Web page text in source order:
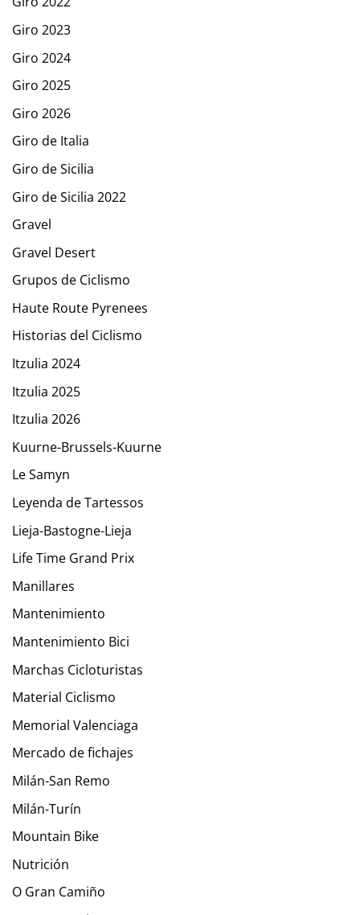
Giro 2023
Giro 2024
Giro 2025
Giro 2026
Giro de Italia
Giro de Sicilia
Giro de Sicilia 2022
Gravel
Gravel Desert
Grupos de Ciclismo
Haute Route Pyrenees
Historias del Ciclismo
Itzulia 2024
Itzulia 2025
Itzulia 2026
Kuurne-Brussels-Kuurne
Le Samyn
Leyenda de Tartessos
Lieja-Bastogne-Lieja
Life Time Grand Prix
Manillares
Mantenimiento
Mantenimiento Bici
Marchas Cicloturistas
Material Ciclismo
Memorial Valenciaga
Mercado de fichajes
Milán-San Remo
Milán-Turín
Mountain Bike
Nutrición
O Gran Camiño